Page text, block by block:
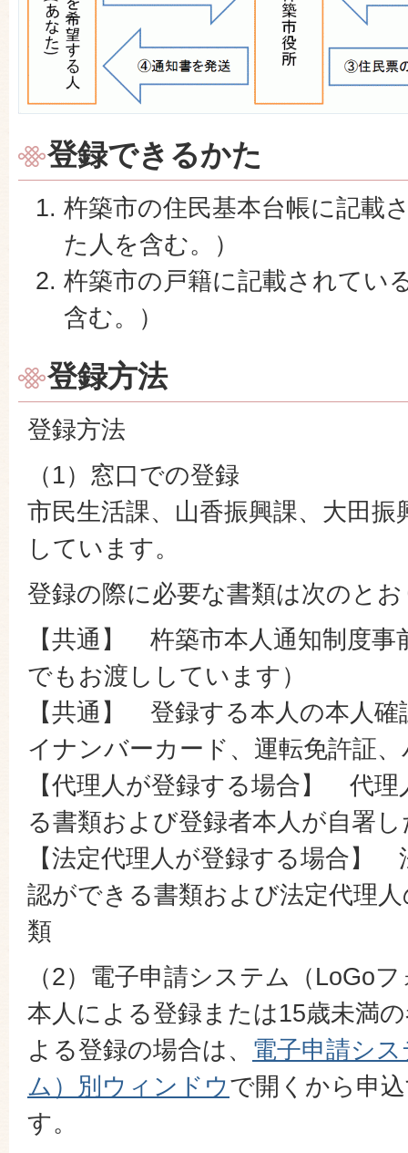
登録できるかた
杵築市の住民基本台帳に記載
た人を含む。）
杵築市の戸籍に記載されてい
含む。）
登録方法
登録方法
（1）窓口での登録
市民生活課、山香振興課、大田振
しています。
登録の際に必要な書類は次のと
【共通】 杵築市本人通知制度事
でもお渡ししています）
【共通】 登録する本人の本人
イナンバーカード、運転免許証
【代理人が登録する場合】 代
る書類および登録者本人が自署
【法定代理人が登録する場合】
認ができる書類および法定代理
類
（2）電子申請システム（LoGo
本人による登録または15歳未満
よる登録の場合は、 電子申請シ
ム）別ウィンドウで開くから申
す。